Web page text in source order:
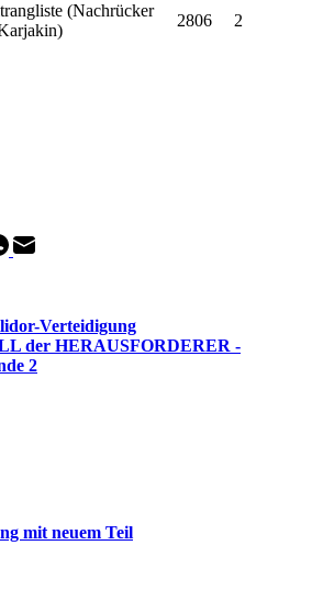
(Nachrücker
2806 2
Verteidigung
der HERAUSFORDERER -
2
mit neuem Teil